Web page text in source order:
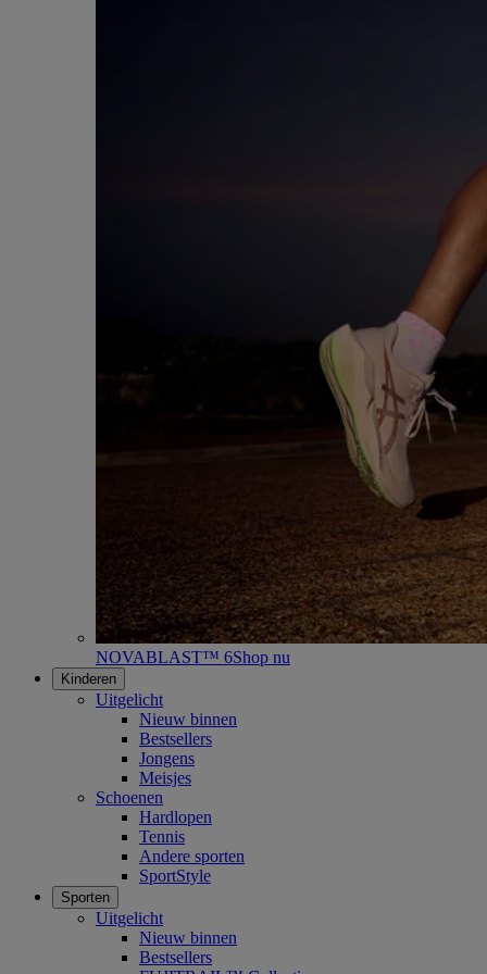
NOVABLAST™ 6Shop nu
Kinderen
Uitgelicht
Nieuw binnen
Bestsellers
Jongens
Meisjes
Schoenen
Hardlopen
Tennis
Andere sporten
SportStyle
Sporten
Uitgelicht
Nieuw binnen
Bestsellers